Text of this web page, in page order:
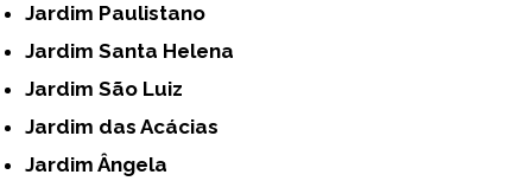
Jardim Paulistano
Jardim Santa Helena
Jardim São Luiz
Jardim das Acácias
Jardim Ângela